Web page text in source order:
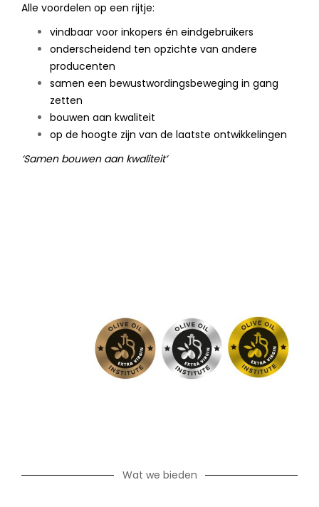
Alle voordelen op een rijtje:
vindbaar voor inkopers én eindgebruikers
onderscheidend ten opzichte van andere
producenten
samen een bewustwordingsbeweging in gang
zetten
bouwen aan kwaliteit
op de hoogte zijn van de laatste ontwikkelingen
‘Samen bouwen aan kwaliteit’
Wat we bieden